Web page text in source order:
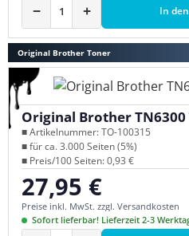
− + In
Original Brother Toner
Original Brother
■ Artikelnummer: TO-100315
■ für ca. 3.000 Seiten (5%)
■ Preis/100 Seiten: 0,93 €
Regulärer Preis:
27,95 €
Preise inkl. MwSt. zzgl. Versandkosten
Sofort lieferbar! Lieferzeit 2-3